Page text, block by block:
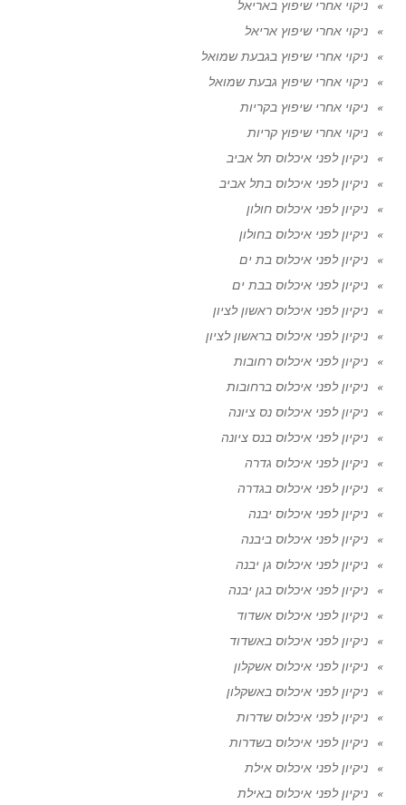
ניקוי אחרי שיפוץ באריאל
ניקוי אחרי שיפוץ אריאל
ניקוי אחרי שיפוץ בגבעת שמואל
ניקוי אחרי שיפוץ גבעת שמואל
ניקוי אחרי שיפוץ בקריות
ניקוי אחרי שיפוץ קריות
ניקיון לפני איכלוס תל אביב
ניקיון לפני איכלוס בתל אביב
ניקיון לפני איכלוס חולון
ניקיון לפני איכלוס בחולון
ניקיון לפני איכלוס בת ים
ניקיון לפני איכלוס בבת ים
ניקיון לפני איכלוס ראשון לציון
ניקיון לפני איכלוס בראשון לציון
ניקיון לפני איכלוס רחובות
ניקיון לפני איכלוס ברחובות
ניקיון לפני איכלוס נס ציונה
ניקיון לפני איכלוס בנס ציונה
ניקיון לפני איכלוס גדרה
ניקיון לפני איכלוס בגדרה
ניקיון לפני איכלוס יבנה
ניקיון לפני איכלוס ביבנה
ניקיון לפני איכלוס גן יבנה
ניקיון לפני איכלוס בגן יבנה
ניקיון לפני איכלוס אשדוד
ניקיון לפני איכלוס באשדוד
ניקיון לפני איכלוס אשקלון
ניקיון לפני איכלוס באשקלון
ניקיון לפני איכלוס שדרות
ניקיון לפני איכלוס בשדרות
ניקיון לפני איכלוס אילת
ניקיון לפני איכלוס באילת